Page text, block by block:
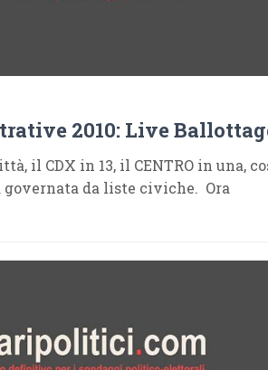
2010: Live
il CDX in 13, il CENTRO in una,
governata da liste civiche. Ora